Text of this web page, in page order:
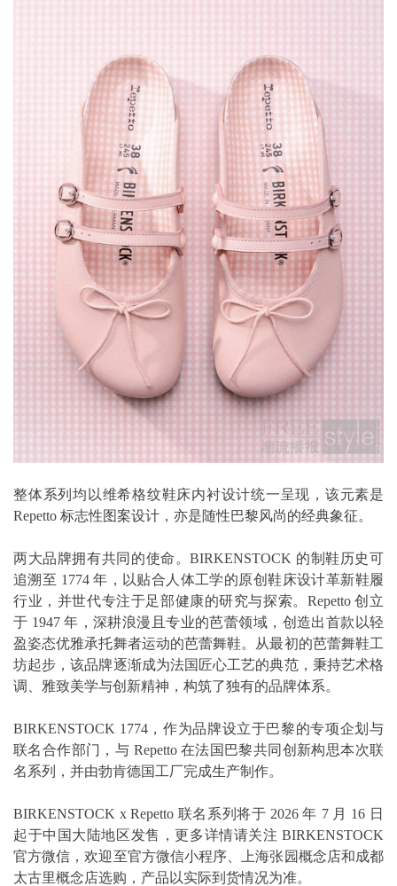
整体系列均以维希格纹鞋床内衬设计统一呈现，该元素是
Repetto 标志性图案设计，亦是随性巴黎风尚的经典象征。
两大品牌拥有共同的使命。BIRKENSTOCK 的制鞋历史可
追溯至 1774 年，以贴合人体工学的原创鞋床设计革新鞋履
行业，并世代专注于足部健康的研究与探索。Repetto 创立
于 1947 年，深耕浪漫且专业的芭蕾领域，创造出首款以轻
盈姿态优雅承托舞者运动的芭蕾舞鞋。从最初的芭蕾舞鞋工
坊起步，该品牌逐渐成为法国匠心工艺的典范，秉持艺术格
调、雅致美学与创新精神，构筑了独有的品牌体系。
BIRKENSTOCK 1774，作为品牌设立于巴黎的专项企划与
联名合作部门，与 Repetto 在法国巴黎共同创新构思本次联
名系列，并由勃肯德国工厂完成生产制作。
BIRKENSTOCK x Repetto 联名系列将于 2026 年 7 月 16 日
起于中国大陆地区发售，更多详情请关注 BIRKENSTOCK
官方微信，欢迎至官方微信小程序、上海张园概念店和成都
太古里概念店选购，产品以实际到货情况为准。